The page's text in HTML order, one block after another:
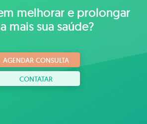
melhorar e prolongar
mais sua saúde?
AGENDAR CONSULTA
CONTATAR